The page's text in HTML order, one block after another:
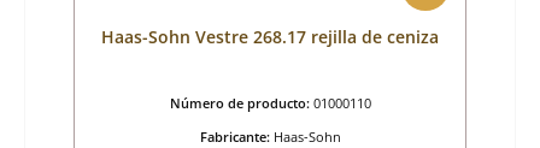
Haas-Sohn Vestre 268.17 rejilla de ceniza
Número de producto: 01000110
Fabricante: Haas-Sohn